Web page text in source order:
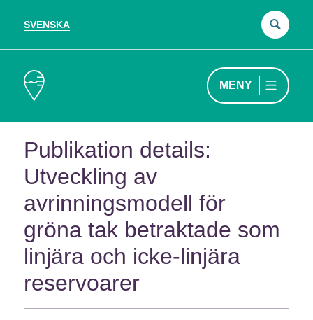
SVENSKA
Sök
MENY
Publikation details:
Utveckling av
avrinningsmodell för
gröna tak betraktade som
linjära och icke-linjära
reservoarer